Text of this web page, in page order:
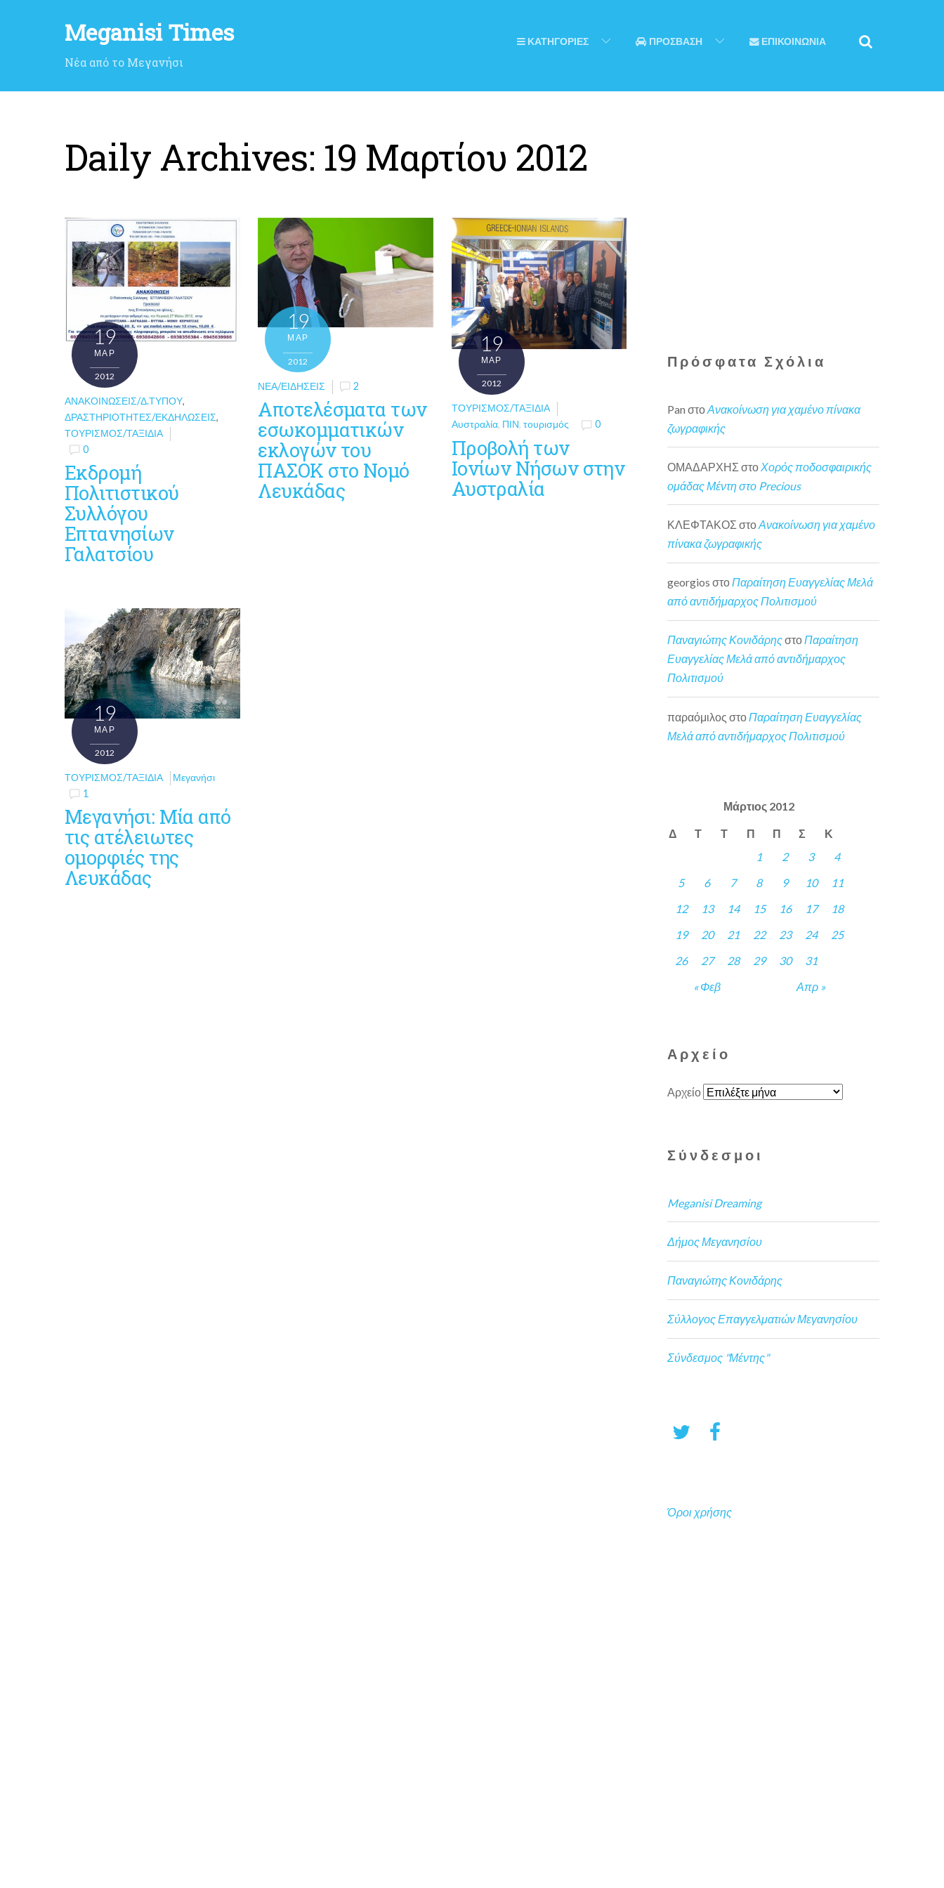
Meganisi Times
Νέα από το Μεγανήσι
ΚΑΤΗΓΟΡΙΕΣ ΠΡΟΣΒΑΣΗ ΕΠΙΚΟΙΝΩΝΙΑ
Daily Archives: 19 Μαρτίου 2012
19
ΜΑΡ
2012
ΑΝΑΚΟΙΝΏΣΕΙΣ/Δ.ΤΎΠΟΥ,
ΔΡΑΣΤΗΡΙΌΤΗΤΕΣ/ΕΚΔΗΛΏΣΕΙΣ,
ΤΟΥΡΙΣΜΌΣ/ΤΑΞΊΔΙΑ
0
Εκδρομή
Πολιτιστικού
Συλλόγου
Επτανησίων
Γαλατσίου
19
ΜΑΡ
2012
ΝΈΑ/ΕΙΔΉΣΕΙΣ 2
Αποτελέσματα των
εσωκομματικών
εκλογών του
ΠΑΣΟΚ στο Νομό
Λευκάδας
19
ΜΑΡ
2012
ΤΟΥΡΙΣΜΌΣ/ΤΑΞΊΔΙΑ
Αυστραλία, ΠΙΝ, τουρισμός 0
Προβολή των
Ιονίων Νήσων στην
Αυστραλία
19
ΜΑΡ
2012
ΤΟΥΡΙΣΜΌΣ/ΤΑΞΊΔΙΑ
Μεγανήσι
1
Μεγανήσι: Μία από
τις ατέλειωτες
ομορφιές της
Λευκάδας
Πρόσφατα Σχόλια
Pan στοΑνακοίνωση για χαμένο πίνακα
ζωγραφικής
ΟΜΑΔΑΡΧΗΣ στο Χορός ποδοσφαιρικής
ομάδας Μέντη στο Precious
ΚΛΕΦΤΑΚΟΣ στοΑνακοίνωση για χαμένο
πίνακα ζωγραφικής
georgios στοΠαραίτηση Ευαγγελίας Μελά
από αντιδήμαρχος Πολιτισμού
Παναγιώτης ΚονιδάρηςστοΠαραίτηση
Ευαγγελίας Μελά από αντιδήμαρχος
Πολιτισμού
παραόμιλος στο Παραίτηση Ευαγγελίας
Μελά από αντιδήμαρχος Πολιτισμού
Μάρτιος 2012
Δ Τ Τ Π Π Σ Κ
« Φεβ Απρ »
1 2 3
4
5
6 7 8 9 10
11
12
13 14 15 16 17
18
19
20 21 22 23 24
25
26
27 28 29 30 31
Αρχείο
Αρχείο
Σύνδεσμοι
Meganisi Dreaming
Δήμος Μεγανησίου
Παναγιώτης Κονιδάρης
Σύλλογος Επαγγελματιών Μεγανησίου
Σύνδεσμος "Μέντης"
Όροι χρήσης